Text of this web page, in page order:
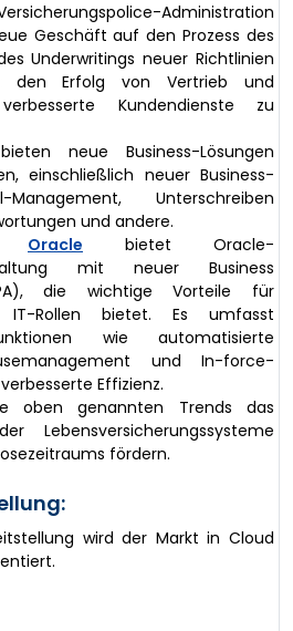
Administration
Geschäft auf den Prozess des
Underwritings neuer Richtlinien
den Erfolg von Vertrieb und
Kundendienste zu
neue Business-Lösungen
einschließlich neuer Business-
Management, Unterschreiben
und andere.
Oracle bietet Oracle-
mit neuer Business
die wichtige Vorteile für
Rollen bietet. Es umfasst
wie automatisierte
und In-force-
Effizienz.
oben genannten Trends das
Lebensversicherungssysteme
fördern.
wird der Markt in Cloud